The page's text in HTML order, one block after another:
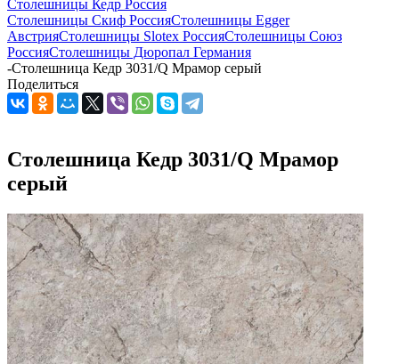
Столешницы Кедр Россия
Столешницы Скиф РоссияСтолешницы Egger
АвстрияСтолешницы Slotex РоссияСтолешницы Союз
РоссияСтолешницы Дюропал Германия
-Столешница Кедр 3031/Q Мрамор серый
Поделиться
Столешница Кедр 3031/Q Мрамор
серый